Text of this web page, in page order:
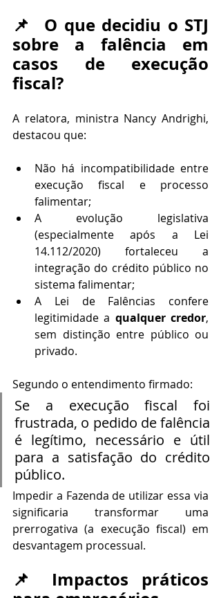
📌  O que decidiu o STJ
sobre a falência em
casos de execução
fiscal?
A relatora, ministra Nancy Andrighi,
destacou que:
Não há incompatibilidade entre
execução fiscal e processo
falimentar;
A evolução legislativa
(especialmente após a Lei
14.112/2020) fortaleceu a
integração do crédito público no
sistema falimentar;
A Lei de Falências confere
legitimidade a qualquer credor,
sem distinção entre público ou
privado.
Segundo o entendimento firmado:
Se a execução fiscal foi
frustrada, o pedido de falência
é legítimo, necessário e útil
para a satisfação do crédito
público.
Impedir a Fazenda de utilizar essa via
significaria transformar uma
prerrogativa (a execução fiscal) em
desvantagem processual.
📌 Impactos práticos